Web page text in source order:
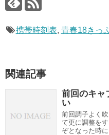
携帯時刻表, 青春18きっ
関連記事
前回のキャ
い
前回調子よく
て更に調整を
ぞとなった時